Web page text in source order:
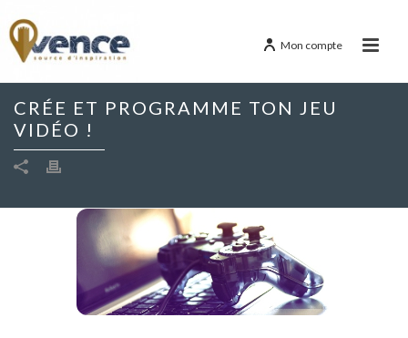
Mon compte
CRÉE ET PROGRAMME TON JEU
VIDÉO !